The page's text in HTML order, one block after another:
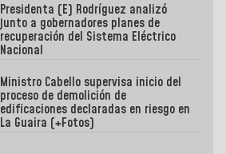
Presidenta (E) Rodríguez analizó
junto a gobernadores planes de
recuperación del Sistema Eléctrico
Nacional
Ministro Cabello supervisa inicio del
proceso de demolición de
edificaciones declaradas en riesgo en
La Guaira (+Fotos)